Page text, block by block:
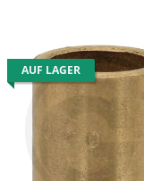
AUF LAGER